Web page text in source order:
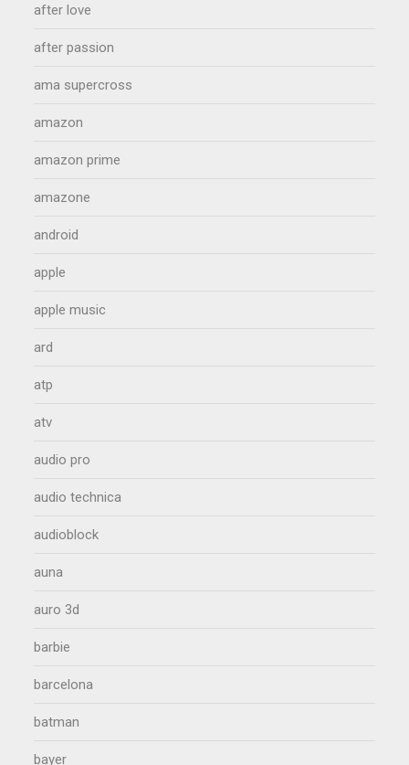
after love
after passion
ama supercross
amazon
amazon prime
amazone
android
apple
apple music
ard
atp
atv
audio pro
audio technica
audioblock
auna
auro 3d
barbie
barcelona
batman
bayer